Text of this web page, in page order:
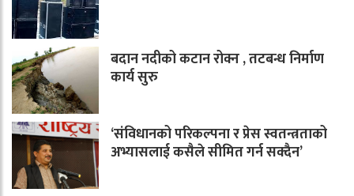
बदान नदीको कटान रोक्न , तटबन्ध निर्माण
कार्य सुरु
‘संविधानको परिकल्पना र प्रेस स्वतन्त्रताको
अभ्यासलाई कसैले सीमित गर्न सक्दैन’